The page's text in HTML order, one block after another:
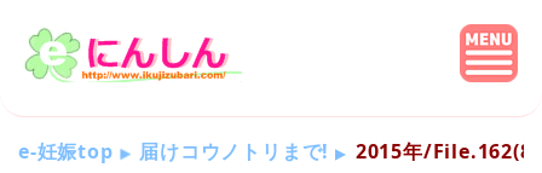
e-妊娠top 届けコウノトリまで! 2015年/File.162(8